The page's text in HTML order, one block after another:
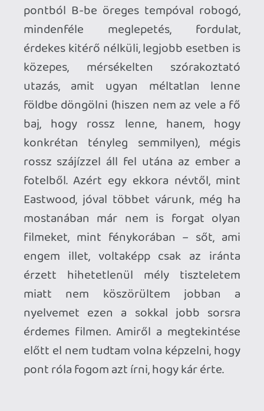
p34c3
REACH
2026.07.10. 2
MECCHA CHAMELEON BLOGTESZT
2026.06.25.
Necroman Mk2
LUFTRAUSERS BACKLOG
2026.06.12.
Necroman Mk2
HORSES
2026.05.20. 20
Bountyy
2026.05.11.
WVG HALL OF FAME 2026 NYERTESEK
Információk Oké, értem és elfogadom!